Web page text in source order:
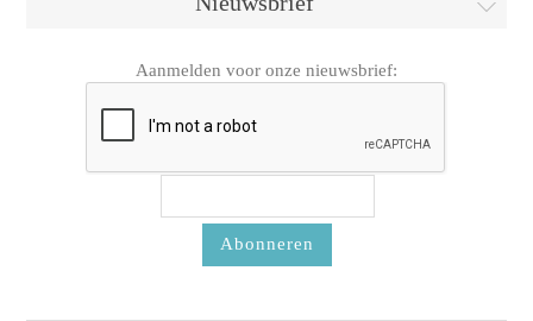
Aanmelden voor onze nieuwsbrief: